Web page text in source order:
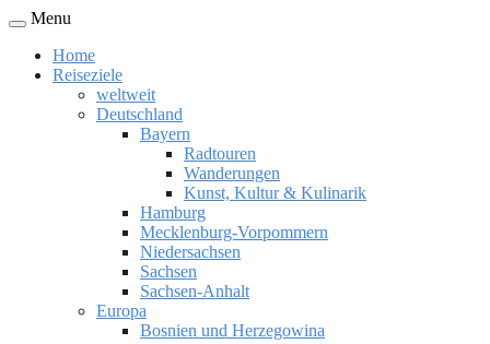
Menu
Home
Reiseziele
weltweit
Deutschland
Bayern
Radtouren
Wanderungen
Kunst, Kultur & Kulinarik
Hamburg
Mecklenburg-Vorpommern
Niedersachsen
Sachsen
Sachsen-Anhalt
Europa
Bosnien und Herzegowina